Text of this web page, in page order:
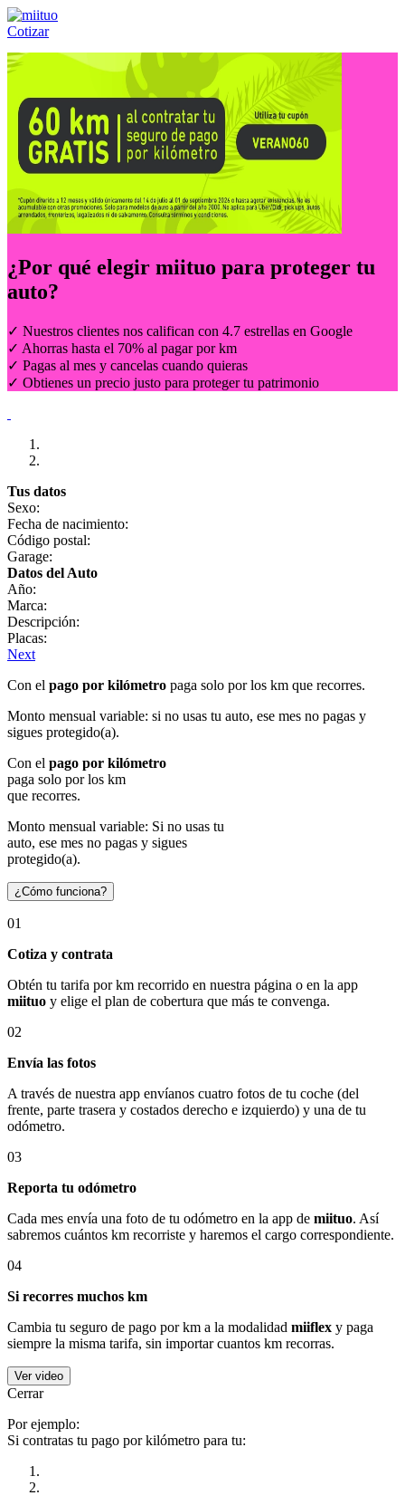
Cotizar
Llámanos al:(55) 84-21-05-00 ó
¿Por qué elegir miituo para proteger tu
auto?
✓ Nuestros clientes nos califican con 4.7 estrellas en Google
✓ Ahorras hasta el 70% al pagar por km
✓ Pagas al mes y cancelas cuando quieras
✓ Obtienes un precio justo para proteger tu patrimonio
Tus datos
Sexo:
Fecha de nacimiento:
Código postal:
Garage:
Datos del Auto
Año:
Marca:
Descripción:
Placas:
Next
Con el pago por kilómetro paga solo por los km que recorres.
Monto mensual variable: si no usas tu auto, ese mes no pagas y
sigues protegido(a).
Con el pago por kilómetro
paga solo por los km
que recorres.
Monto mensual variable: Si no usas tu
auto, ese mes no pagas y sigues
protegido(a).
¿Cómo funciona?
01
Cotiza y contrata
Obtén tu tarifa por km recorrido en nuestra página o en la app
miituo y elige el plan de cobertura que más te convenga.
02
Envía las fotos
A través de nuestra app envíanos cuatro fotos de tu coche (del
frente, parte trasera y costados derecho e izquierdo) y una de tu
odómetro.
03
Reporta tu odómetro
Cada mes envía una foto de tu odómetro en la app de miituo. Así
sabremos cuántos km recorriste y haremos el cargo correspondiente.
04
Si recorres muchos km
Cambia tu seguro de pago por km a la modalidad miiflex y paga
siempre la misma tarifa, sin importar cuantos km recorras.
Ver video
Cerrar
Por ejemplo:
Si contratas tu pago por kilómetro para tu: